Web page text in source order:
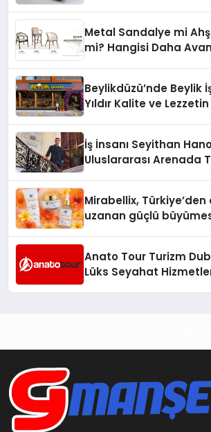
Metal Sandalye mi
mi? Hangisi Daha
Beylikdüzü’nde Beylik
Yıldır Kalite ve
İş İnsanı Seyithan
Uluslararası Arenada
Mirabellix,
uzanan güçlü
Anato Tour Turizm
Lüks Seyahat